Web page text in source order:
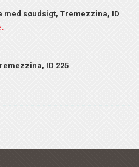
med søudsigt, Tremezzina, ID
ID 225